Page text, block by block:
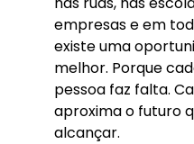
empresas e em
existe uma
melhor. Porque
pessoa faz falta.
aproxima o futuro
alcançar.